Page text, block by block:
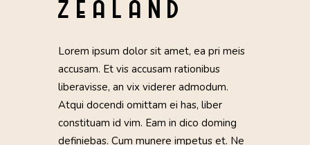
ZEALAND
Lorem ipsum dolor sit amet, ea pri meis
accusam. Et vis accusam rationibus
liberavisse, an vix viderer admodum.
Atqui docendi omittam ei has, liber
constituam id vim. Eam in dico doming
definiebas. Cum munere impetus et. Ne